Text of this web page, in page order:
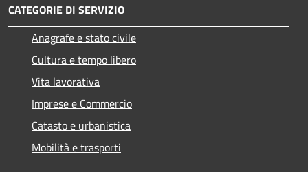
CATEGORIE DI SERVIZIO
Anagrafe e stato civile
Cultura e tempo libero
Vita lavorativa
Imprese e Commercio
Catasto e urbanistica
Mobilità e trasporti